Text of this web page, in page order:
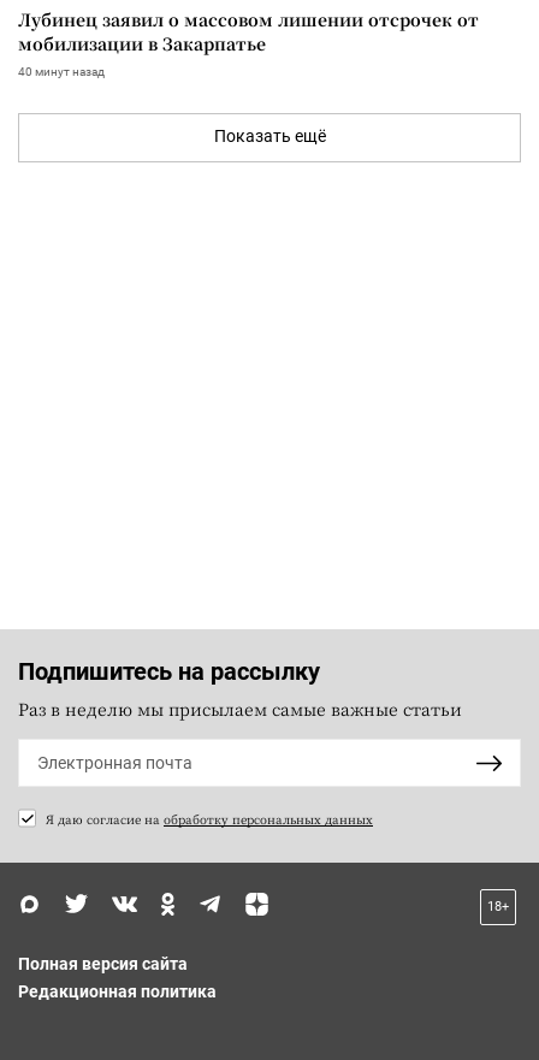
Лубинец заявил о массовом лишении отсрочек от
мобилизации в Закарпатье
40 минут назад
Показать ещё
Подпишитесь на рассылку
Раз в неделю мы присылаем самые важные статьи
Я даю согласие на обработку персональных данных
18+
Полная версия сайта
Редакционная политика